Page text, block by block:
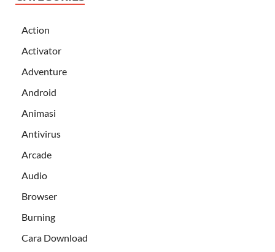
Action
Activator
Adventure
Android
Animasi
Antivirus
Arcade
Audio
Browser
Burning
Cara Download